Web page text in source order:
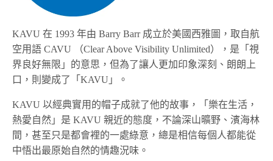
KAVU 在 1993 年由 Barry Barr 成立於美國西雅圖，取自航
空用語 CAVU （Clear Above Visibility Unlimited），是「視
界良好無限」的意思，但為了讓人更加印象深刻、朗朗上
口，則變成了「KAVU」。
KAVU 以經典實用的帽子成就了他的故事，「樂在生活，
熱愛自然」是 KAVU 親近的態度，不論深山曠野、濱海林
間，甚至只是都會裡的一處綠意，總是相信每個人都能從
中悟出最原始自然的情趣況味。